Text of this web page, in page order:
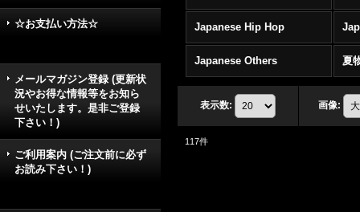
☆お支払い方法☆
メールマガジン登録 (更新状
況やお得な情報等をお知ら
せいたします。是非ご登録
下さい！)
ご利用案内 (ご注文前に必ず
お読み下さい！)
Japanese Hip Hop
Japanese Others 夏
表示数: 画像:
117件